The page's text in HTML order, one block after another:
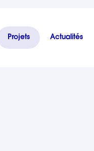
Projets Actualités
Basket)